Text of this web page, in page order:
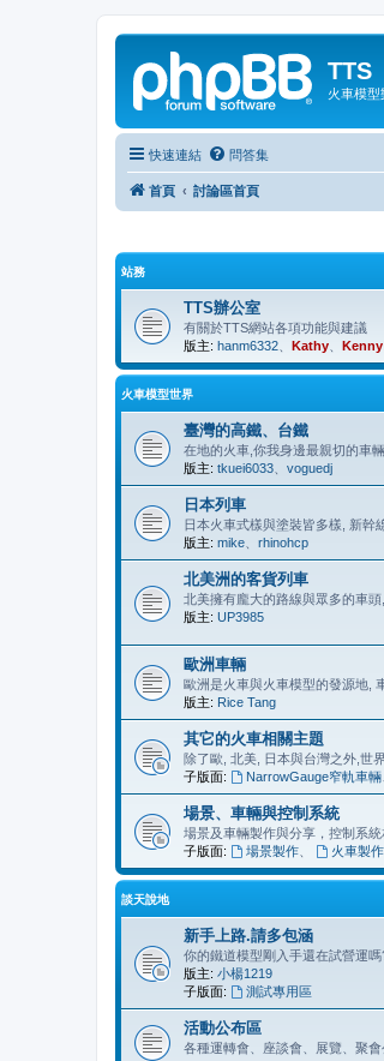
TTS
火車模型
快速連結 問答集
首頁 討論區首頁
站務
TTS辦公室
有關於TTS網站各項功能與建議
版主: hanm6332 Kathy Kenny
火車模型世界
臺灣的高鐵、台鐵
在地的火車,你我身邊最親切的車
版主: tkuei6033 voguedj
日本列車
日本火車式樣與塗裝皆多樣, 新幹
版主: mike rhinohcp
北美洲的客貨列車
北美擁有龐大的路線與眾多的車
版主: UP3985
歐洲車輛
歐洲是火車與火車模型的發源地,
版主: Rice Tang
其它的火車相關主題
除了歐, 北美, 日本與台灣之外,世
子版面:
NarrowGauge窄軌車輛
場景、車輛與控制系統
場景及車輛製作與分享，控制系
子版面:
場景製作、 火車製作
談天說地
新手上路.請多包涵
你的鐵道模型剛入手還在試營運
版主: 小楊1219
子版面:
測試專用區
活動公布區
各種運轉會、座談會、展覽、聚